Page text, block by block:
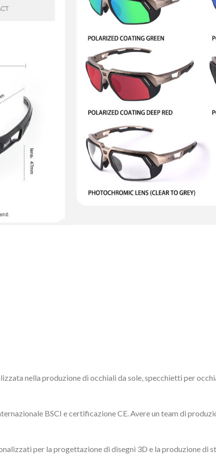
nella produzione di occhiali da sole, specchietti per
BSCI e certificazione CE. Avere un team di
per la progettazione di disegni 3D e la produzione di